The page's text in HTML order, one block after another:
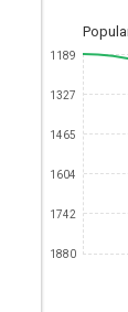
1189
1327
1465
1604
1742
1880